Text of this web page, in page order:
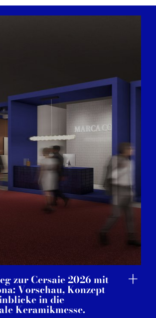
zur Cersaie 2026 mit
Vorschau, Konzept
in die
Keramikmesse.